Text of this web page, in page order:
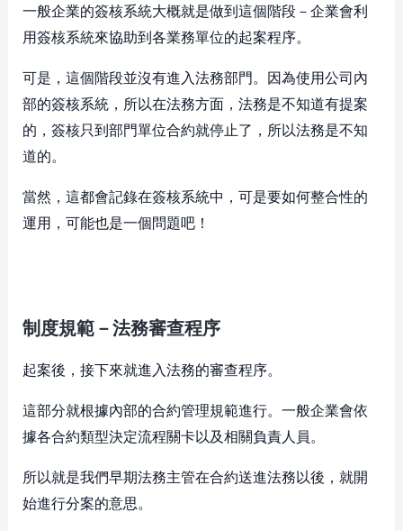
一般企業的簽核系統大概就是做到這個階段－企業會利
用簽核系統來協助到各業務單位的起案程序。
可是，這個階段並沒有進入法務部門。因為使用公司內
部的簽核系統，所以在法務方面，法務是不知道有提案
的，簽核只到部門單位合約就停止了，所以法務是不知
道的。
當然，這都會記錄在簽核系統中，可是要如何整合性的
運用，可能也是一個問題吧！
制度規範－法務審查程序
起案後，接下來就進入法務的審查程序。
這部分就根據內部的合約管理規範進行。一般企業會依
據各合約類型決定流程關卡以及相關負責人員。
所以就是我們早期法務主管在合約送進法務以後，就開
始進行分案的意思。